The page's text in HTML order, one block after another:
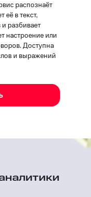
распознаёт
её в текст,
разбивает
настроение или
Доступна
и выражений